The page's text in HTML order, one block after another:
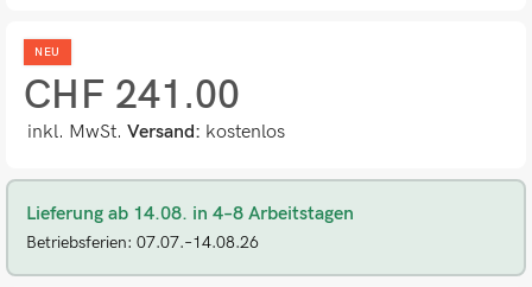
NEU
CHF 241.00
inkl. MwSt. Versand: kostenlos
Lieferung ab 14.08. in 4–8 Arbeitstagen
Betriebsferien: 07.07.–14.08.26